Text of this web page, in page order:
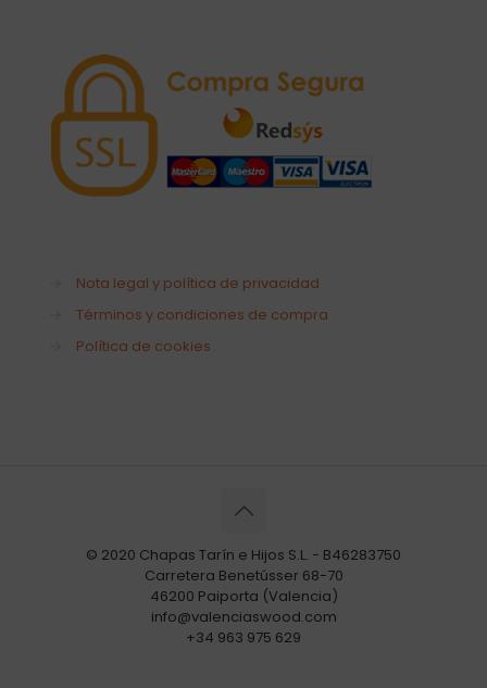
Nota legal y política de privacidad
Términos y condiciones de compra
Política de cookies
© 2020 Chapas Tarín e Hijos S.L. - B46283750
Carretera Benetússer 68-70
46200 Paiporta (Valencia)
info@valenciaswood.com
+34 963 975 629